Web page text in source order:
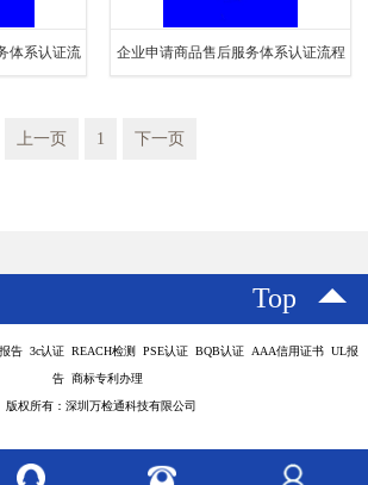
体系认证流 企业申请商品售后服务体系认证流程
上一页 1 下一页
Top
告 3c认证 REACH检测 PSE认证 BQB认证 AAA信用证书 UL报
告 商标专利办理
版权所有：深圳万检通科技有限公司